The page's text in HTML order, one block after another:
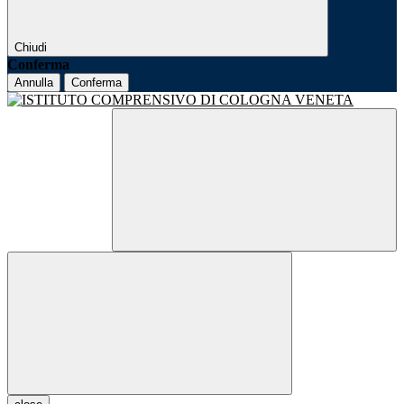
Chiudi
Conferma
Annulla Conferma